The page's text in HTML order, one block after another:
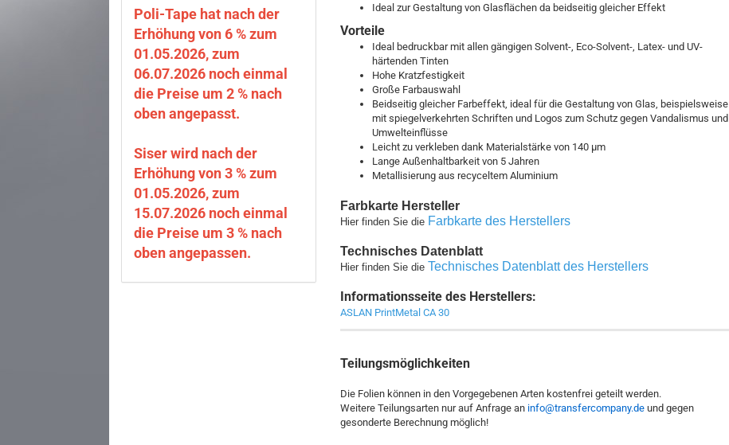
Ideal zur Gestaltung von Glasflächen da beidseitig gleicher Effekt
Vorteile
Ideal bedruckbar mit allen gängigen Solvent-, Eco-Solvent-, Latex- und UV-
härtenden Tinten
Hohe Kratzfestigkeit
Große Farbauswahl
Beidseitig gleicher Farbeffekt, ideal für die Gestaltung von Glas, beispielsweise
mit spiegelverkehrten Schriften und Logos zum Schutz gegen Vandalismus und
Umwelteinflüsse
Leicht zu verkleben dank Materialstärke von 140 µm
Lange Außenhaltbarkeit von 5 Jahren
Metallisierung aus recyceltem Aluminium
Farbkarte Hersteller
Hier finden Sie die Farbkarte des Herstellers
Technisches Datenblatt
Hier finden Sie die Technisches Datenblatt des Herstellers
Informationsseite des Herstellers:
ASLAN PrintMetal CA 30
Teilungsmöglichkeiten
Die Folien können in den Vorgegebenen Arten kostenfrei geteilt werden.
Weitere Teilungsarten nur auf Anfrage an info@transfercompany.de und gegen
gesonderte Berechnung möglich!
Poli-Tape hat nach der
Erhöhung von 6 % zum
01.05.2026, zum
06.07.2026 noch einmal
die Preise um 2 % nach
oben angepasst.
Siser wird nach der
Erhöhung von 3 % zum
01.05.2026, zum
15.07.2026 noch einmal
die Preise um 3 % nach
oben angepassen.